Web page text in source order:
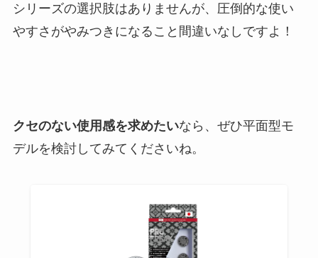
シリーズの選択肢はありませんが、圧倒的な使い
やすさがやみつきになること間違いなしですよ！
クセのない使用感を求めたいなら、ぜひ平面型モ
デルを検討してみてくださいね。